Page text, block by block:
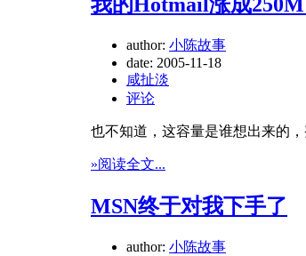
我的Hotmail涨成250M
author: 小陈故事
date: 2005-11-18
咸扯淡
评论
也不知道，这容量是谁想出来的，
»阅读全文...
MSN终于对我下手了
author: 小陈故事